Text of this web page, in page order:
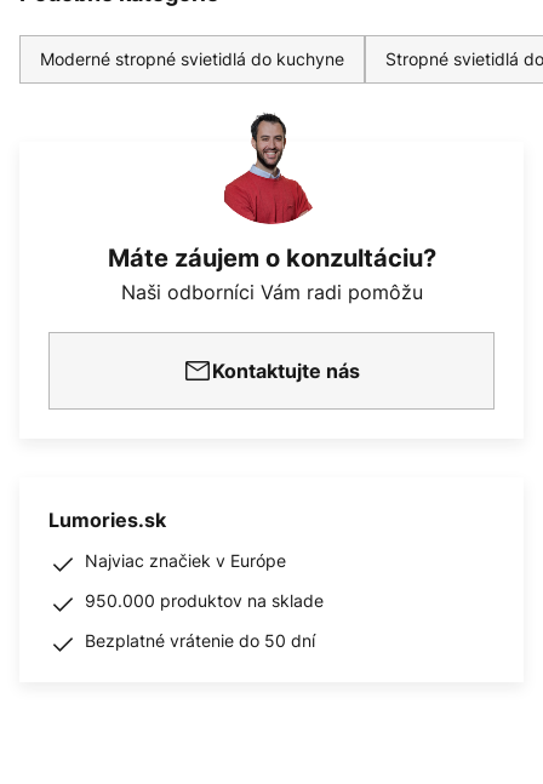
Moderné stropné svietidlá do kuchyne Stropné svietidlá
Máte záujem o konzultáciu?
Naši odborníci Vám radi pomôžu
Kontaktujte nás
Lumories.sk
Najviac značiek v Európe
950.000 produktov na sklade
Bezplatné vrátenie do 50 dní